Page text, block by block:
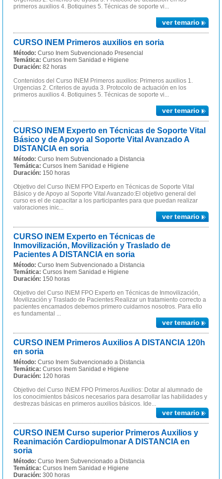
primeros auxilios 4. Botiquines 5. Técnicas de soporte vi...
ver temario
CURSO INEM Primeros auxilios en soria
Método: Curso Inem Subvencionado Presencial
Temática: Cursos Inem Sanidad e Higiene
Duración: 82 horas
Contenidos del Curso INEM Primeros auxilios: Primeros auxilios 1.
Urgencias 2. Criterios de ayuda 3. Protocolo de actuación en los
primeros auxilios 4. Botiquines 5. Técnicas de soporte vi...
ver temario
CURSO INEM Experto en Técnicas de Soporte Vital
Básico y de Apoyo al Soporte Vital Avanzado A
DISTANCIA en soria
Método: Curso Inem Subvencionado a Distancia
Temática: Cursos Inem Sanidad e Higiene
Duración: 150 horas
Objetivo del Curso INEM FPO Experto en Técnicas de Soporte Vital
Básico y de Apoyo al Soporte Vital Avanzado:El objetivo general del
curso es el de capacitar a los participantes para que puedan realizar
valoraciones inic...
ver temario
CURSO INEM Experto en Técnicas de
Inmovilización, Movilización y Traslado de
Pacientes A DISTANCIA en soria
Método: Curso Inem Subvencionado a Distancia
Temática: Cursos Inem Sanidad e Higiene
Duración: 150 horas
Objetivo del Curso INEM FPO Experto en Técnicas de Inmovilización,
Movilización y Traslado de Pacientes:Realizar un tratamiento correcto a
pacientes encamados debemos primero cuidarnos nosotros. Para ello
es fundamental ...
ver temario
CURSO INEM Primeros Auxilios A DISTANCIA 120h
en soria
Método: Curso Inem Subvencionado a Distancia
Temática: Cursos Inem Sanidad e Higiene
Duración: 120 horas
Objetivo del Curso INEM FPO Primeros Auxilios: Dotar al alumnado de
los conocimientos básicos necesarios para desarrollar las habilidades y
destrezas básicas en primeros auxilios básicos. Ide...
ver temario
CURSO INEM Curso superior Primeros Auxilios y
Reanimación Cardiopulmonar A DISTANCIA en
soria
Método: Curso Inem Subvencionado a Distancia
Temática: Cursos Inem Sanidad e Higiene
Duración: 300 horas